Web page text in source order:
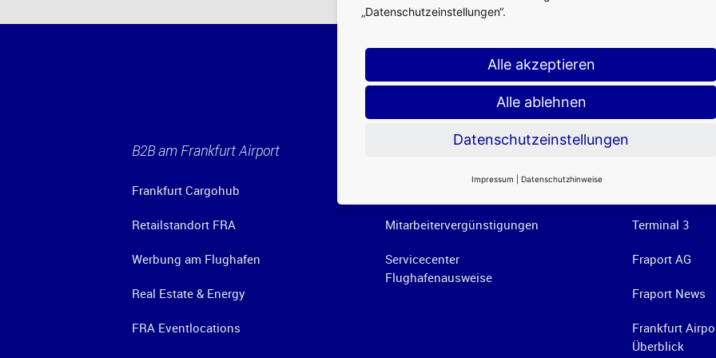
B2B am Frankfurt Airport
Frankfurt Cargohub
Retailstandort FRA
Werbung am Flughafen
Real Estate & Energy
FRA Eventlocations
Services am Airport
Mitarbeitervergünstigungen
Servicecenter
Flughafenausweise
Terminal 3
Fraport AG
Fraport News
Frankfurt
Überblick
„Datenschutzeinstellungen“.
Alle akzeptieren
Alle ablehnen
Datenschutzeinstellungen
Impressum Datenschutzhinweise